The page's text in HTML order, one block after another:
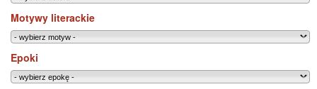
Motywy literackie
Epoki